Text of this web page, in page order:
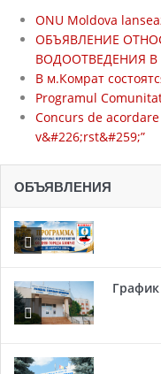
ONU Moldova
ОБЪЯВЛЕНИЕ
ВОДООТВЕДЕНИЯ
В м.Комрат
Programul
Concurs de
v&#226;rst&#259;”
ОБЪЯВЛЕНИЯ